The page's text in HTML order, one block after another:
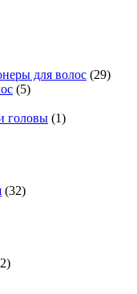
для волос (29)
(5)
головы (1)
(32)